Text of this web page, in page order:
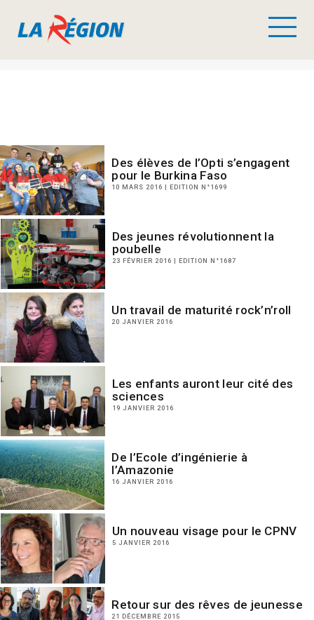
Des élèves de l’Opti s’engagent
pour le Burkina Faso
10 MARS 2016 | EDITION N°1699
Des jeunes révolutionnent la
poubelle
23 FÉVRIER 2016 | EDITION N°1687
Un travail de maturité rock’n’roll
20 JANVIER 2016
Les enfants auront leur cité des
sciences
19 JANVIER 2016
De l’Ecole d’ingénierie à
l’Amazonie
16 JANVIER 2016
Un nouveau visage pour le CPNV
5 JANVIER 2016
Retour sur des rêves de jeunesse
21 DÉCEMBRE 2015